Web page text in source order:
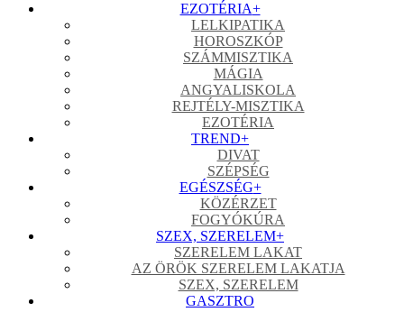
EZOTÉRIA+
LELKIPATIKA
HOROSZKÓP
SZÁMMISZTIKA
MÁGIA
ANGYALISKOLA
REJTÉLY-MISZTIKA
EZOTÉRIA
TREND+
DIVAT
SZÉPSÉG
EGÉSZSÉG+
KÖZÉRZET
FOGYÓKÚRA
SZEX, SZERELEM+
SZERELEM LAKAT
AZ ÖRÖK SZERELEM LAKATJA
SZEX, SZERELEM
GASZTRO